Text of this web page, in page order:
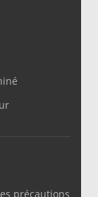
précautions